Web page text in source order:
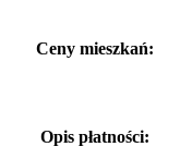
Ceny mieszkań:
Opis płatności: